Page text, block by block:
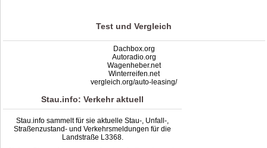
Test und Vergleich
Dachbox.org
Autoradio.org
Wagenheber.net
Winterreifen.net
vergleich.org/auto-leasing/
Stau.info: Verkehr aktuell
Stau.info sammelt für sie aktuelle Stau-, Unfall-,
Straßenzustand- und Verkehrsmeldungen für die
Landstraße L3368.